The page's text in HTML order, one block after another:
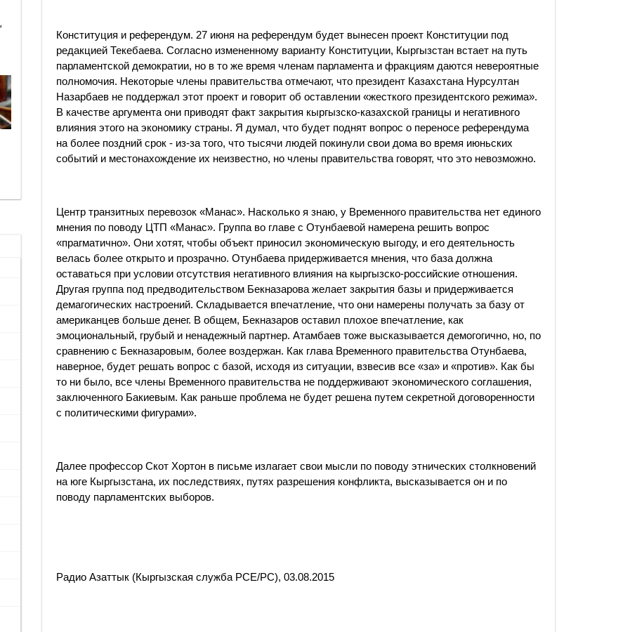
Конституция и референдум. 27 июня на референдум будет вынесен проект Конституции под
редакцией Текебаева. Согласно измененному варианту Конституции, Кыргызстан встает на путь
парламентской демократии, но в то же время членам парламента и фракциям даются невероятные
полномочия. Некоторые члены правительства отмечают, что президент Казахстана Нурсултан
Назарбаев не поддержал этот проект и говорит об оставлении «жесткого президентского режима».
В качестве аргумента они приводят факт закрытия кыргызско-казахской границы и негативного
влияния этого на экономику страны. Я думал, что будет поднят вопрос о переносе референдума
на более поздний срок - из-за того, что тысячи людей покинули свои дома во время июньских
событий и местонахождение их неизвестно, но члены правительства говорят, что это невозможно.
Центр транзитных перевозок «Манас». Насколько я знаю, у Временного правительства нет единого
мнения по поводу ЦТП «Манас». Группа во главе с Отунбаевой намерена решить вопрос
«прагматично». Они хотят, чтобы объект приносил экономическую выгоду, и его деятельность
велась более открыто и прозрачно. Отунбаева придерживается мнения, что база должна
оставаться при условии отсутствия негативного влияния на кыргызско-российские отношения.
Другая группа под предводительством Бекназарова желает закрытия базы и придерживается
демагогических настроений. Складывается впечатление, что они намерены получать за базу от
американцев больше денег. В общем, Бекназаров оставил плохое впечатление, как
эмоциональный, грубый и ненадежный партнер. Атамбаев тоже высказывается демогогично, но, по
сравнению с Бекназаровым, более воздержан. Как глава Временного правительства Отунбаева,
наверное, будет решать вопрос с базой, исходя из ситуации, взвесив все «за» и «против». Как бы
то ни было, все члены Временного правительства не поддерживают экономического соглашения,
заключенного Бакиевым. Как раньше проблема не будет решена путем секретной договоренности
с политическими фигурами».
Далее профессор Скот Хортон в письме излагает свои мысли по поводу этнических столкновений
на юге Кыргызстана, их последствиях, путях разрешения конфликта, высказывается он и по
поводу парламентских выборов.
Радио Азаттык (Кыргызская служба РСЕ/РС), 03.08.2015